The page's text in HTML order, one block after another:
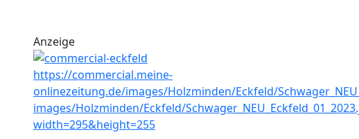
Anzeige